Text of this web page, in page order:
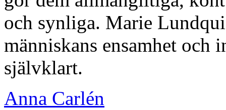
och synliga. Marie
människans ensamhet och
självklart.
Anna Carlén